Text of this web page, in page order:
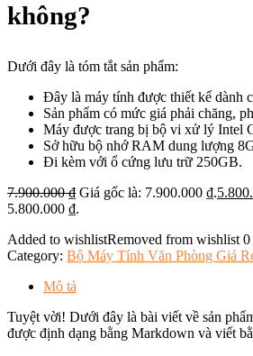
không?
Dưới đây là tóm tắt sản phẩm:
Đây là máy tính được thiết kế dành
Sản phẩm có mức giá phải chăng,
Máy được trang bị bộ vi xử lý Intel
Sở hữu bộ nhớ RAM dung lượng
Đi kèm với ổ cứng lưu trữ 250GB.
7.900.000₫ Giá gốc là: 7.900.000 ₫.
5.800.000 ₫.
Added to wishlistRemoved from wishlist 0
Category: Bộ Máy Tính Văn Phòng Giá
Mô tả
Tuyệt vời! Dưới đây là bài viết về sản
được định dạng bằng Markdown và viết